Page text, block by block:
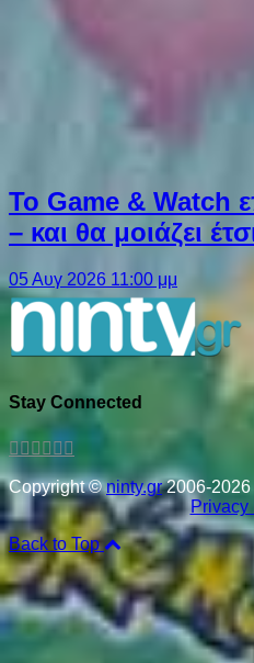
Το Game & Watch
– και θα μοιάζει
05 Αυγ 2026 11:00 μμ
Stay Connected
Copyright ©ninty.gr2006-2026
Privacy
Back to Top